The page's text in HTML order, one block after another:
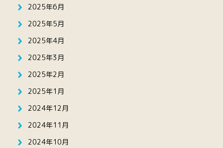
2025年6月
2025年5月
2025年4月
2025年3月
2025年2月
2025年1月
2024年12月
2024年11月
2024年10月